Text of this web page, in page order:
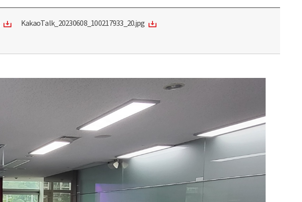
KakaoTalk_20230608_100217933_20.jpg